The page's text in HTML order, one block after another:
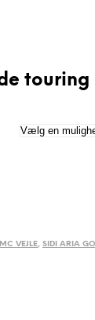
MC VEJLE, SIDI ARIA